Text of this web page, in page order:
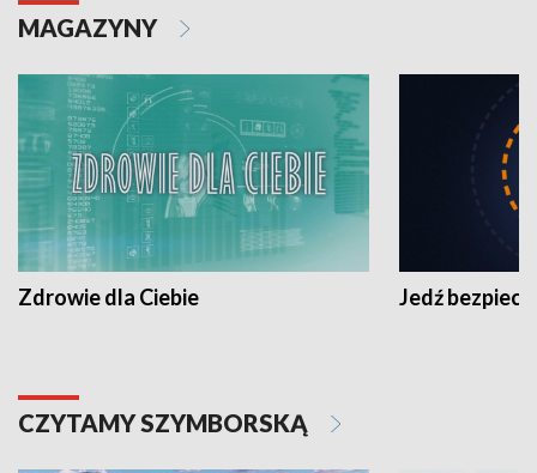
MAGAZYNY
Zdrowie dla Ciebie Jedź
CZYTAMY SZYMBORSKĄ